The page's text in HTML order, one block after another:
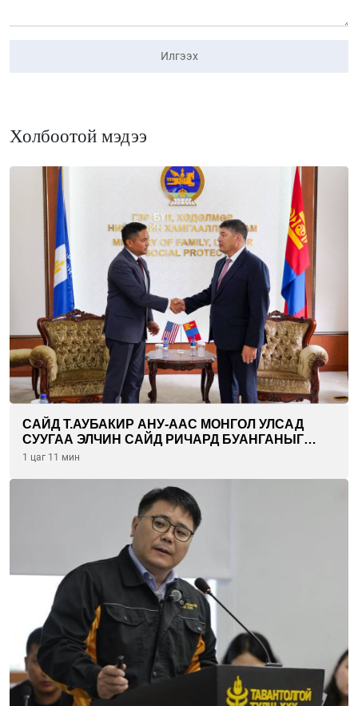
Илгээх
Холбоотой мэдээ
САЙД Т.АУБАКИР АНУ-ААС МОНГОЛ УЛСАД
СУУГАА ЭЛЧИН САЙД РИЧАРД БУАНГАНЫГ
ХҮЛЭЭН АВЧ УУЛЗЛАА
1 цаг 11 мин